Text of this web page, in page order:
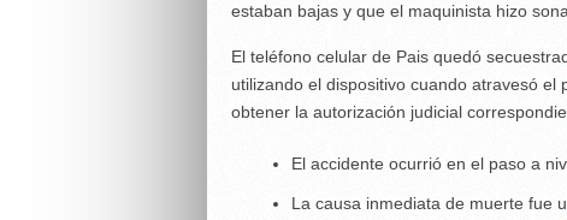
estaban bajas y que el maquinista hizo
El teléfono celular de Pais quedó
utilizando el dispositivo cuando atravesó
obtener la autorización judicial
El accidente ocurrió en el paso a
La causa inmediata de muerte fue